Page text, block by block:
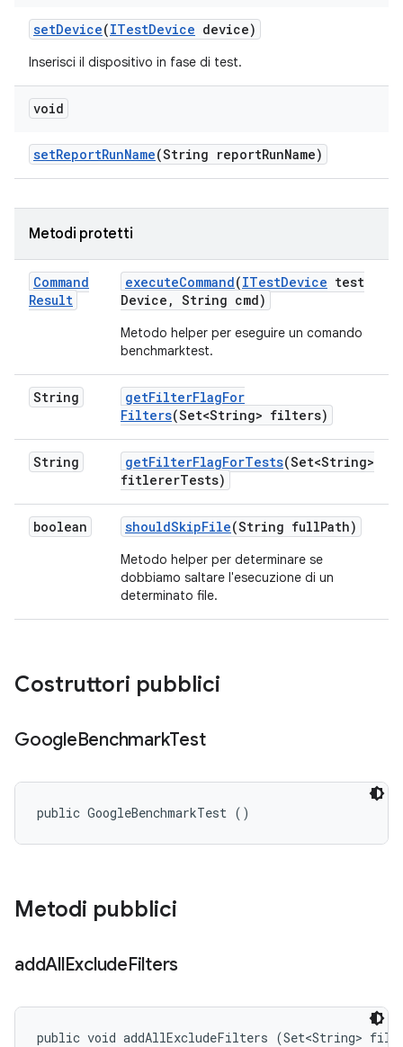
setDevice(ITestDevice device)
Inserisci il dispositivo in fase di test.
void
setReportRunName(String reportRunName)
Metodi protetti
Command
Result
executeCommand(ITestDevice test
Device , String cmd)
Metodo helper per eseguire un comando
benchmarktest.
String getFilterFlagFor
Filters(Set<String> filters)
String getFilterFlagForTests(Set<String>
fitlererTests)
boolean shouldSkipFile(String fullPath)
Metodo helper per determinare se
dobbiamo saltare l'esecuzione di un
determinato file.
Costruttori pubblici
GoogleBenchmarkTest
public GoogleBenchmarkTest ()
Metodi pubblici
addAllExcludeFilters
public void addAllExcludeFilters (Set<String>